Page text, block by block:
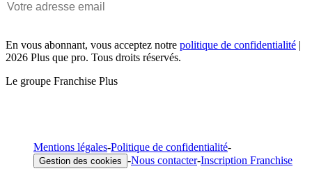
En vous abonnant, vous acceptez notre politique de confidentialité |
2026 Plus que pro. Tous droits réservés.
Le groupe Franchise Plus
Mentions légales-Politique de confidentialité-
Gestion des cookies -Nous contacter-Inscription Franchise